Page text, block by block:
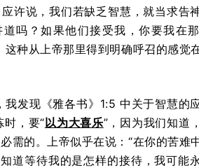
许说，我们若缺乏智慧，就当求告
吗？如果他们接受我，你要我在
种从上帝那里得到明确呼召的感觉
发现《雅各书》1:5 中关于智慧的
，要“以为大喜乐”，因为我们知道
需的。上帝似乎在说：“在你的苦难
道等待我的是怎样的接待，我可能